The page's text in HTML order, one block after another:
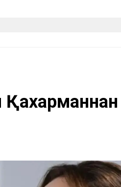
Қахарманнан